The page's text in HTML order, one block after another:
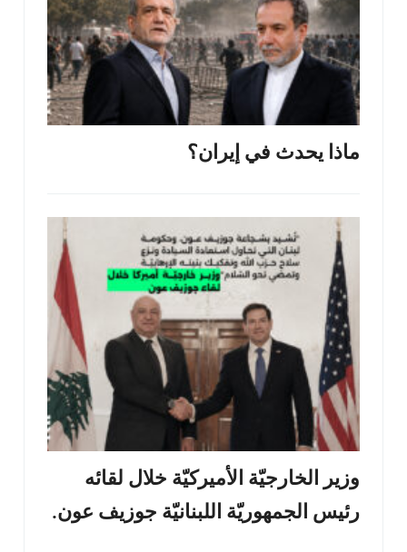
ماذا يحدث في إيران؟
وزير الخارجيّة الأميركيّة خلال لقائه
رئيس الجمهوريّة اللبنانيّة جوزيف عون.